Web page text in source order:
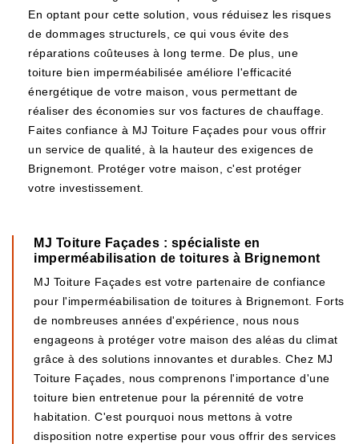
En optant pour cette solution, vous réduisez les risques
de dommages structurels, ce qui vous évite des
réparations coûteuses à long terme. De plus, une
toiture bien imperméabilisée améliore l'efficacité
énergétique de votre maison, vous permettant de
réaliser des économies sur vos factures de chauffage.
Faites confiance à MJ Toiture Façades pour vous offrir
un service de qualité, à la hauteur des exigences de
Brignemont. Protéger votre maison, c'est protéger
votre investissement.
MJ Toiture Façades : spécialiste en
imperméabilisation de toitures à Brignemont
MJ Toiture Façades est votre partenaire de confiance
pour l'imperméabilisation de toitures à Brignemont. Forts
de nombreuses années d'expérience, nous nous
engageons à protéger votre maison des aléas du climat
grâce à des solutions innovantes et durables. Chez MJ
Toiture Façades, nous comprenons l'importance d'une
toiture bien entretenue pour la pérennité de votre
habitation. C'est pourquoi nous mettons à votre
disposition notre expertise pour vous offrir des services